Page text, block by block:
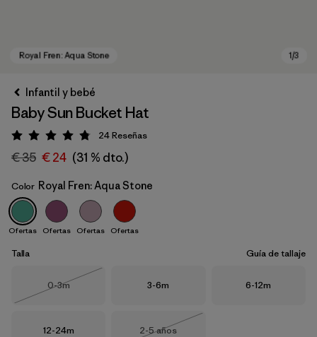
Royal Fren: Aqua Stone
Infantil y bebé
Baby Sun Bucket Hat
Puntuación: 4.8 / 5
24Reseñas
€ 35 € 24 (31 % dto.)
Color Royal Fren: Aqua Stone
Ofertas Ofertas Ofertas Ofertas
Talla Guía de tallaje
Talla
0-3m
Talla
3-6m Talla
6-12m
Talla
12-24m Talla
2-5 años